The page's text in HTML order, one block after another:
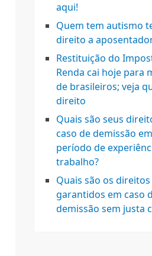
aqui!
Quem tem autismo
direito a
Restituição do
Renda cai hoje para
de brasileiros; veja
direito
Quais são seus
caso de demissão em
período de
trabalho?
Quais são os direitos
garantidos em caso
demissão sem justa